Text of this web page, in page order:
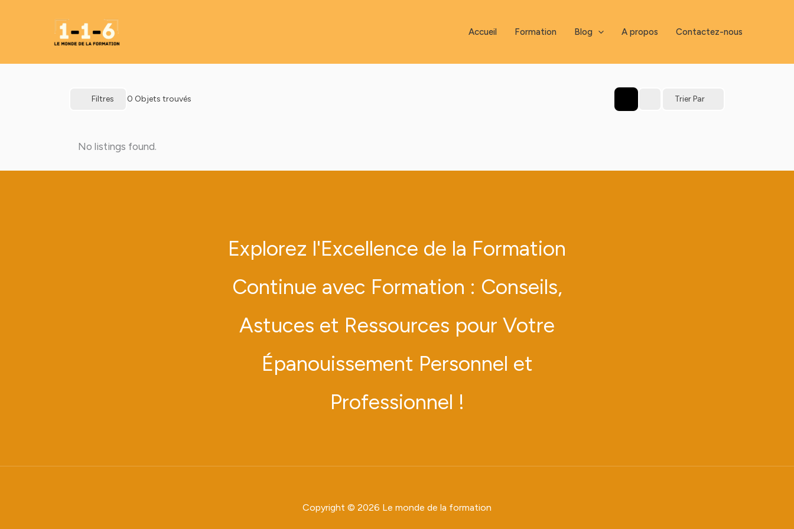
Accueil Formation Blog A propos Contactez-nous
Filtres 0 Objets trouvés Trier Par
No listings found.
Explorez l'Excellence de la Formation
Continue avec Formation : Conseils,
Astuces et Ressources pour Votre
Épanouissement Personnel et
Professionnel !
Copyright © 2026 Le monde de la formation